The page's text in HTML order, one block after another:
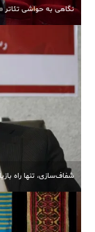
نگاهی به حواشی تئاتر
شفاف‌سازی، تنها راه